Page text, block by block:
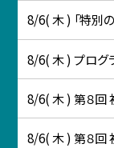
8/6( 木 ) 「特別
8/6( 木 ) プログ
8/6( 木 ) 第８回
8/6( 木 ) 第８回